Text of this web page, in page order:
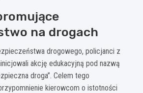
na drogach
drogowego, policjanci z
akcję edukacyjną pod nazwą
droga”. Celem tego
kierowcom o istotności